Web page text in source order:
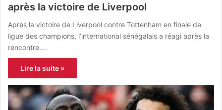
après la victoire de Liverpool
Après la victoire de Liverpool contre Tottenham en finale de
ligue des champions, l’international sénégalais a réagi après la
rencontre.…
Lire la suite »